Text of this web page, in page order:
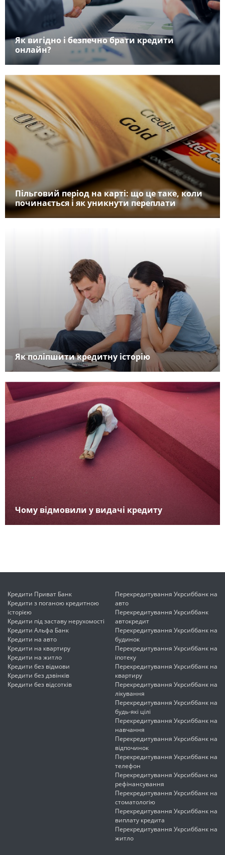
Як вигідно і безпечно брати кредити
онлайн?
Пільговий період на карті: що це таке, коли
починається і як уникнути переплати
Як поліпшити кредитну історію
Чому відмовили у видачі кредиту
Кредити Приват Банк
Кредити з поганою кредитною
історією
Кредити під заставу нерухомості
Кредити Альфа Банк
Кредити на авто
Кредити на квартиру
Кредити на житло
Кредити без відмови
Кредити без дзвінків
Кредити без відсотків
Перекредитування Укрсиббанк на
авто
Перекредитування Укрсиббанк
автокредит
Перекредитування Укрсиббанк на
будинок
Перекредитування Укрсиббанк на
іпотеку
Перекредитування Укрсиббанк на
квартиру
Перекредитування Укрсиббанк на
лікування
Перекредитування Укрсиббанк на
будь-які цілі
Перекредитування Укрсиббанк на
навчання
Перекредитування Укрсиббанк на
відпочинок
Перекредитування Укрсиббанк на
телефон
Перекредитування Укрсиббанк на
рефінансування
Перекредитування Укрсиббанк на
стоматологію
Перекредитування Укрсиббанк на
виплату кредита
Перекредитування Укрсиббанк на
житло